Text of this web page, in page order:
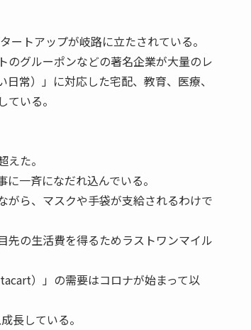
トアップが岐路に立たされている。
のグルーポンなどの著名企業が大量のレ
常）」に対応した宅配、教育、医療、
いる。
た。
一斉になだれ込んでいる。
がら、マスクや手袋が支給されるわけで
先の生活費を得るためラストワンマイル
）」の需要はコロナが始まって以
長している。